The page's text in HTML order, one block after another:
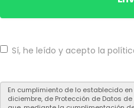
Sí, he leído y acepto la